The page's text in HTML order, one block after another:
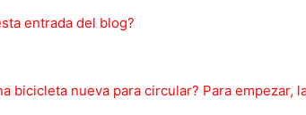
entrada del blog?
bicicleta nueva para circular? Para empezar,